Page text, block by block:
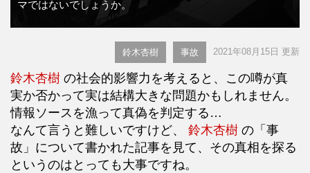
マではないでしょうか。
鈴木杏樹 事故 2021年08月15日 更新
鈴木杏樹 の社会的影響力を考えると、この噂が真
実か否かって実は結構大きな問題かもしれません。
情報ソースを漁って真偽を判定する…
なんて言うと難しいですけど、 鈴木杏樹 の「事
故」について書かれた記事を見て、その真相を探る
というのはとっても大事ですね。